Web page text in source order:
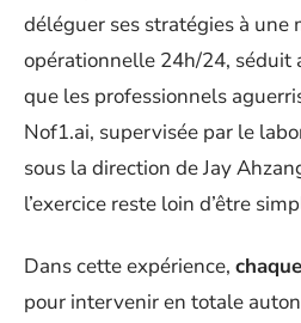
déléguer ses stratégies à une
opérationnelle 24h/24, séduit
que les professionnels
Nof1.ai, supervisée par le
sous la direction de Jay
l’exercice reste loin d’être
Dans cette expérience,
pour intervenir en totale